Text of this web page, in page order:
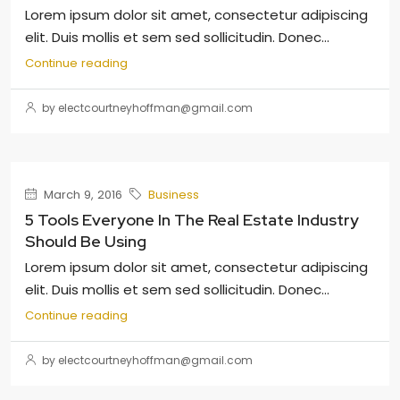
Lorem ipsum dolor sit amet, consectetur adipiscing
elit. Duis mollis et sem sed sollicitudin. Donec...
Continue reading
by electcourtneyhoffman@gmail.com
March 9, 2016 Business
5 Tools Everyone In The Real Estate Industry
Should Be Using
Lorem ipsum dolor sit amet, consectetur adipiscing
elit. Duis mollis et sem sed sollicitudin. Donec...
Continue reading
by electcourtneyhoffman@gmail.com